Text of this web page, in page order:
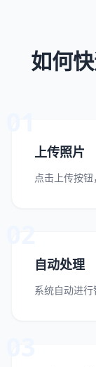
如何
上传照片
点击上传按钮
自动处理
系统自动进行